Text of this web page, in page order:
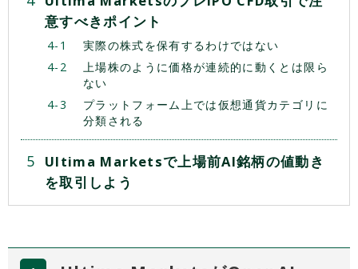
意すべきポイント
実際の株式を保有するわけではない
上場株のように価格が連続的に動くとは限ら
ない
プラットフォーム上では仮想通貨カテゴリに
分類される
Ultima Marketsで上場前AI銘柄の値動き
を取引しよう